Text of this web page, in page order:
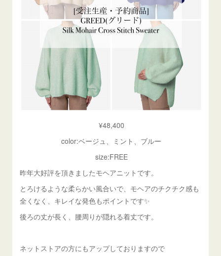
¥48,400
color:ベージュ、ミント、ブルー
size:FREE
昨年大好評を頂きましたモヘアニットです。
とろけるような柔らかい風合いで、モヘアのチクチク感も
全くなく、キレイな発色もポイントです✨
後ろの丈が長く、腰周りが隠れる着丈です。
ネットストアの方にもアップしておりますので